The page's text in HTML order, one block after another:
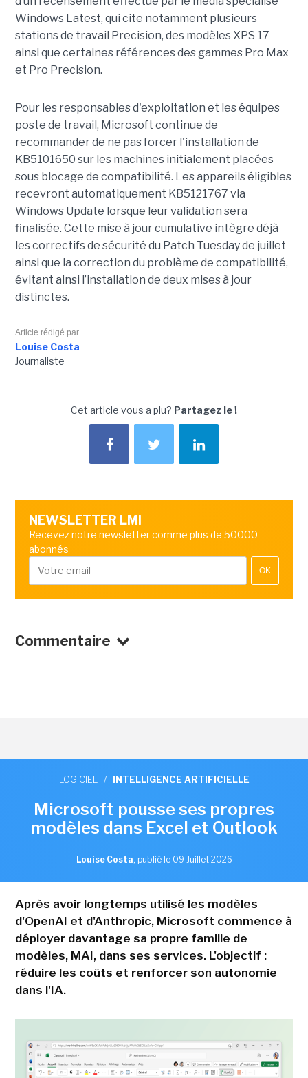
Windows Latest, qui cite notamment plusieurs
stations de travail Precision, des modèles XPS 17
ainsi que certaines références des gammes Pro Max
et Pro Precision.
Pour les responsables d'exploitation et les équipes
poste de travail, Microsoft continue de
recommander de ne pas forcer l'installation de
KB5101650 sur les machines initialement placées
sous blocage de compatibilité. Les appareils éligibles
recevront automatiquement KB5121767 via
Windows Update lorsque leur validation sera
finalisée. Cette mise à jour cumulative intègre déjà
les correctifs de sécurité du Patch Tuesday de juillet
ainsi que la correction du problème de compatibilité,
évitant ainsi l’installation de deux mises à jour
distinctes.
Article rédigé par
Louise Costa
Journaliste
Cet article vous a plu? Partagez le !
NEWSLETTER LMI
Recevez notre newsletter comme plus de 50000
abonnés
OK
Commentaire
LOGICIEL / INTELLIGENCE ARTIFICIELLE
Microsoft pousse ses propres
modèles dans Excel et Outlook
Louise Costa, publié le 09 Juillet 2026
Après avoir longtemps utilisé les modèles
d'OpenAI et d'Anthropic, Microsoft commence à
déployer davantage sa propre famille de
modèles, MAI, dans ses services. L'objectif :
réduire les coûts et renforcer son autonomie
dans l'IA.